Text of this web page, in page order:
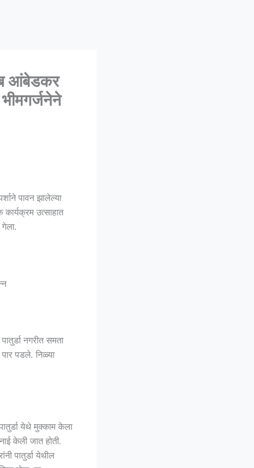
आंबेडकर
भीमगर्जनेने
पावन झालेल्या
कार्यक्रम उत्साहात
नगरीत समता
पार पडले. निळ्या
येथे मुक्काम केला
केली जात होती.
पातुर्डा येथील